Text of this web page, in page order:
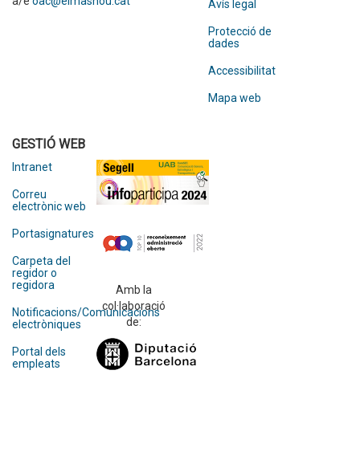
Avís legal
Protecció de
dades
Accessibilitat
Mapa web
GESTIÓ WEB
Intranet
Correu
electrònic web
Portasignatures
Carpeta del
regidor o
regidora
Notificacions/Comunicacions
electròniques
Portal dels
empleats
Amb la
col·laboració
de: